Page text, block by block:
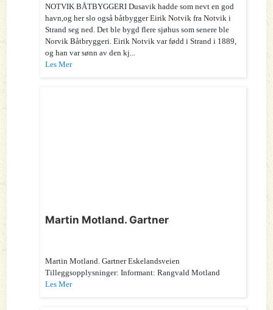
NOTVIK BÅTBYGGERI Dusavik hadde som nevt en god
havn,og her slo også båtbygger Eirik Notvik fra Notvik i
Strand seg ned. Det ble bygd flere sjøhus som senere ble
Norvik Båtbryggeri. Eirik Notvik var fødd i Strand i 1889,
og han var sønn av den kj...
Les Mer
Martin Motland. Gartner
Martin Motland. Gartner Eskelandsveien
Tilleggsopplysninger: Informant: Rangvald Motland
Les Mer